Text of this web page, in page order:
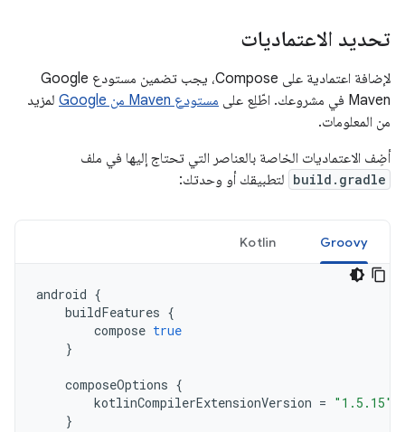
تحديد الاعتماديات
لإضافة اعتمادية على Compose، يجب تضمين مستودع Google
Maven في مشروعك. اطّلِع على
مستودع Maven من Google
لمزيد
من المعلومات.
أضِف الاعتماديات الخاصة بالعناصر التي تحتاج إليها في ملف
build.gradle لتطبيقك أو وحدتك:
Groovy
Kotlin
android {
buildFeatures {
compose true
}
composeOptions {
kotlinCompilerExtensionVersion = "1.5.15"
}